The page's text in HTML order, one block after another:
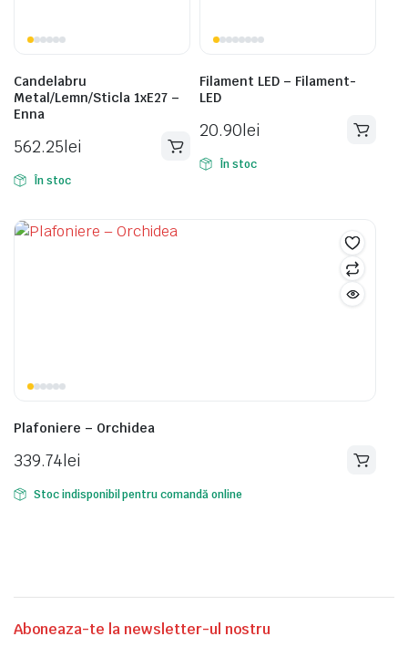
Candelabru
Metal/Lemn/Sticla 1xE27 –
Enna
562.25lei
În stoc
Filament LED – Filament-
LED
20.90lei
În stoc
Plafoniere – Orchidea
339.74lei
Stoc indisponibil pentru comandă online
Aboneaza-te la newsletter-ul nostru